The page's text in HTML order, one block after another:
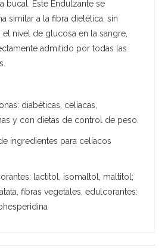
bucal. Este Endulzante se
similar a la fibra dietética, sin
nivel de glucosa en la sangre,
admitido por todas las
diabéticas, celíacas,
y con dietas de control de peso.
ingredientes para celíacos
lactitol, isomaltol, maltitol;
fibras vegetales, edulcorantes: